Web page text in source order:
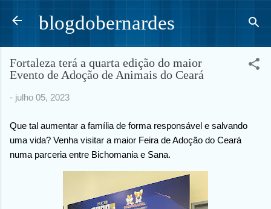
Pular para o conteúdo principal
blogdobernardes
Fortaleza terá a quarta edição do maior
Evento de Adoção de Animais do Ceará
- julho 05, 2023
Que tal aumentar a família de forma responsável e salvando
uma vida? Venha visitar a maior Feira de Adoção do Ceará
numa parceria entre Bichomania e Sana.